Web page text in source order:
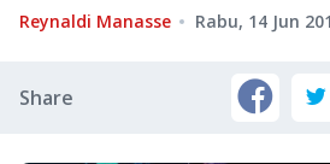
Reynaldi Manasse Rabu, 14 Jun
Share